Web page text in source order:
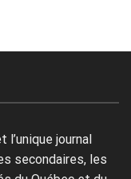
l’unique journal
secondaires, les